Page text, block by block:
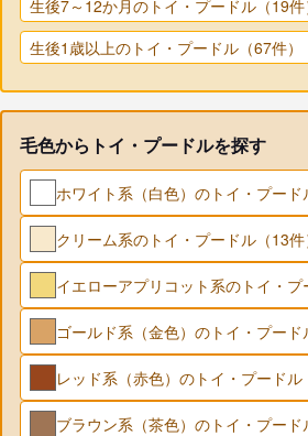
生後7～12か月のトイ・プードル（19件
生後1歳以上のトイ・プードル（67件）
毛色からトイ・プードルを探す
ホワイト系（白色）のトイ・プード
クリーム系のトイ・プードル（13件
イエローアプリコット系のトイ・プ
ゴールド系（金色）のトイ・プード
レッド系（赤色）のトイ・プードル
ブラウン系（茶色）のトイ・プード